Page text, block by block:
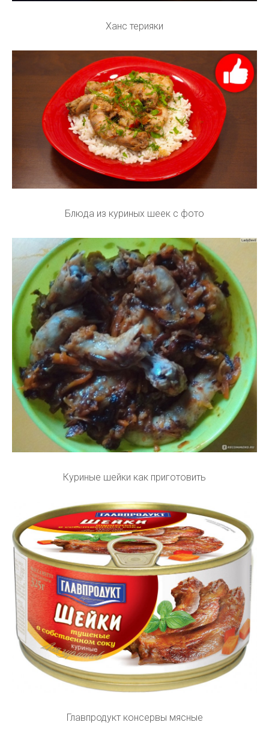
Ханс терияки
Блюда из куриных шеек с фото
Куриные шейки как приготовить
Главпродукт консервы мясные